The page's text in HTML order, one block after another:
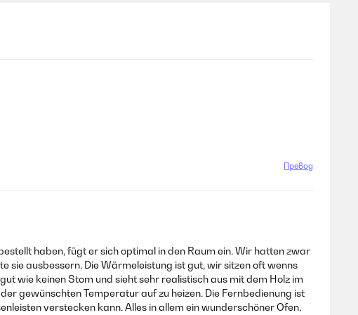
Превод
haben, fügt er sich optimal in den Raum ein. Wir hatten zwar
sie ausbessern. Die Wärmeleistung ist gut, wir sitzen oft wenns
wie keinen Stom und sieht sehr realistisch aus mit dem Holz im
gewünschten Temperatur auf zu heizen. Die Fernbedienung ist
verstecken kann. Alles in allem ein wunderschöner Ofen,